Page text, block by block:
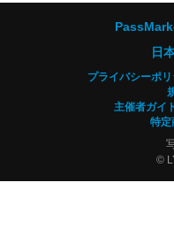
日
プライバシーポ
主催者ガイ
特定
©